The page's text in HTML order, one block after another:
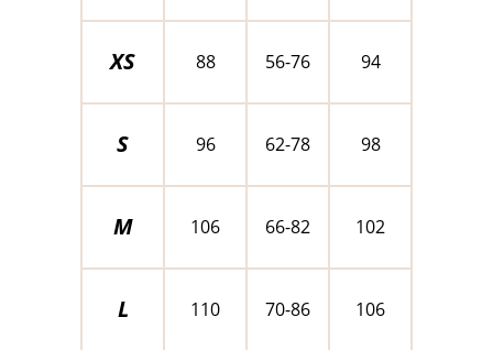
XS 88 56-76 94
S 96 62-78 98
M 106 66-82 102
L 110 70-86 106